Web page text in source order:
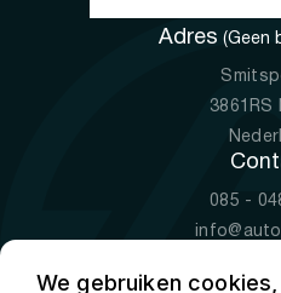
Adres (Geen
3861RS
085 -
We gebruiken